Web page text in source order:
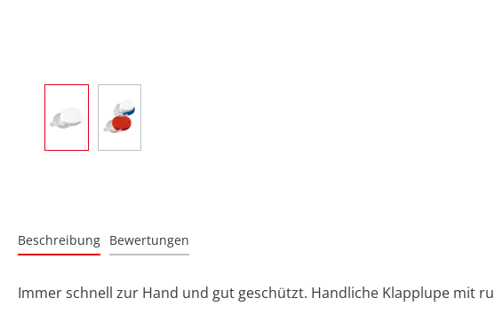
Beschreibung Bewertungen
Immer schnell zur Hand und gut geschützt. Handliche Klapplupe mit